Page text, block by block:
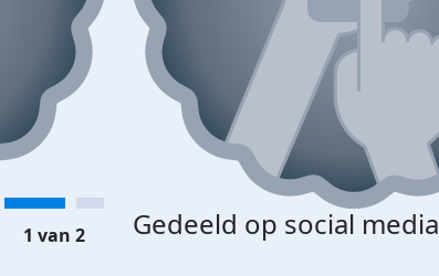
Gedeeld op social media
1 van 2